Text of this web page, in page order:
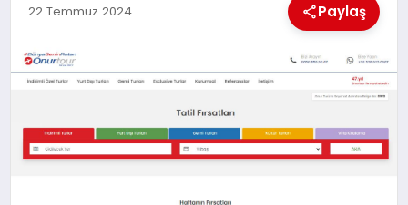
22 Temmuz 2024 Paylaş